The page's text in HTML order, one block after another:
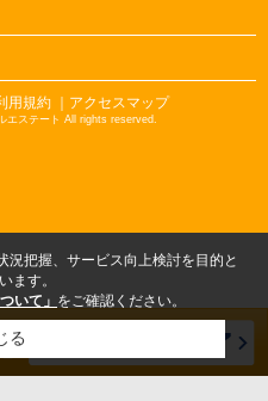
用規約 ｜アクセスマップ
エステート All rights reserved.
況把握、サービス向上検討を目的と
ます。
いて」 をご確認ください。
る